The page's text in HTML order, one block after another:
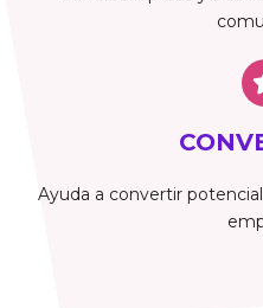
Ayuda a convertir